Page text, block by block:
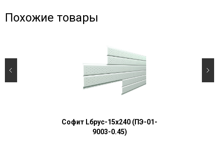
Похожие товары
Софит Lбрус-15х240 (ПЭ-01-
9003-0.45)